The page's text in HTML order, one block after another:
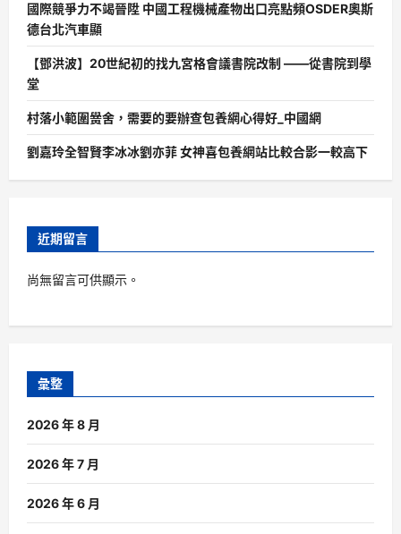
國際競爭力不竭晉陞 中國工程機械產物出口亮點頻OSDER奧斯
德台北汽車顯
【鄧洪波】20世紀初的找九宮格會議書院改制 ——從書院到學
堂
村落小範圍黌舍，需要的要辦查包養網心得好_中國網
劉嘉玲全智賢李冰冰劉亦菲 女神喜包養網站比較合影一較高下
近期留言
尚無留言可供顯示。
彙整
2026 年 8 月
2026 年 7 月
2026 年 6 月